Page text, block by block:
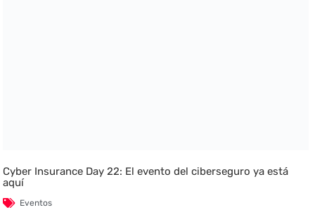
Cyber Insurance Day 22: El evento del ciberseguro ya está
aquí
Eventos